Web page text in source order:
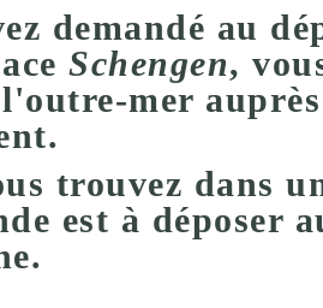
demandé au
Schengen,
mer
trouvez dans
est à déposer